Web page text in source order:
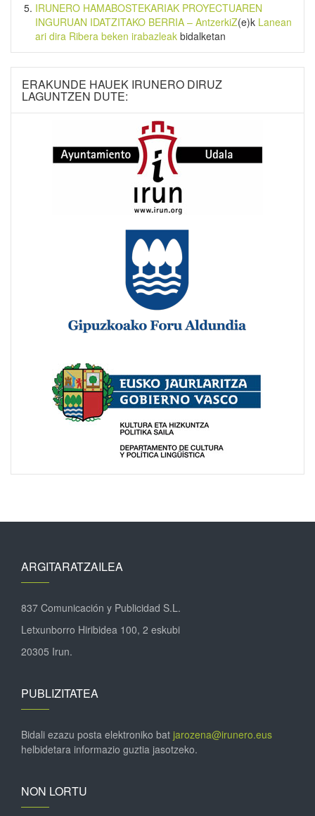
IRUNERO HAMABOSTEKARIAK PROYECTUAREN
INGURUAN IDATZITAKO BERRIA – AntzerkiZ(e)k Lanean
ari dira Ribera beken irabazleak bidalketan
ERAKUNDE HAUEK IRUNERO DIRUZ
LAGUNTZEN DUTE:
ARGITARATZAILEA
837 Comunicación y Publicidad S.L.
Letxunborro Hiribidea 100, 2 eskubi
20305 Irun.
PUBLIZITATEA
Bidali ezazu posta elektroniko bat jarozena@irunero.eus
helbidetara informazio guztia jasotzeko.
NON LORTU